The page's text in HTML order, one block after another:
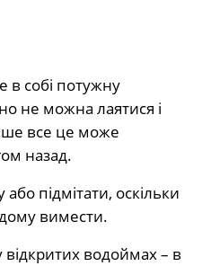
в собі потужну
не можна лаятися і
все це може
назад.
підмітати, оскільки
вимести.
водоймах – в